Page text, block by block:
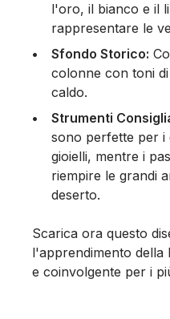
l'oro, il bianco e il
rappresentare le
Sfondo Storico:
colonne con toni
caldo.
Strumenti
sono perfette per i
gioielli, mentre i
riempire le grandi
deserto.
Scarica ora questo
l'apprendimento della
e coinvolgente per i